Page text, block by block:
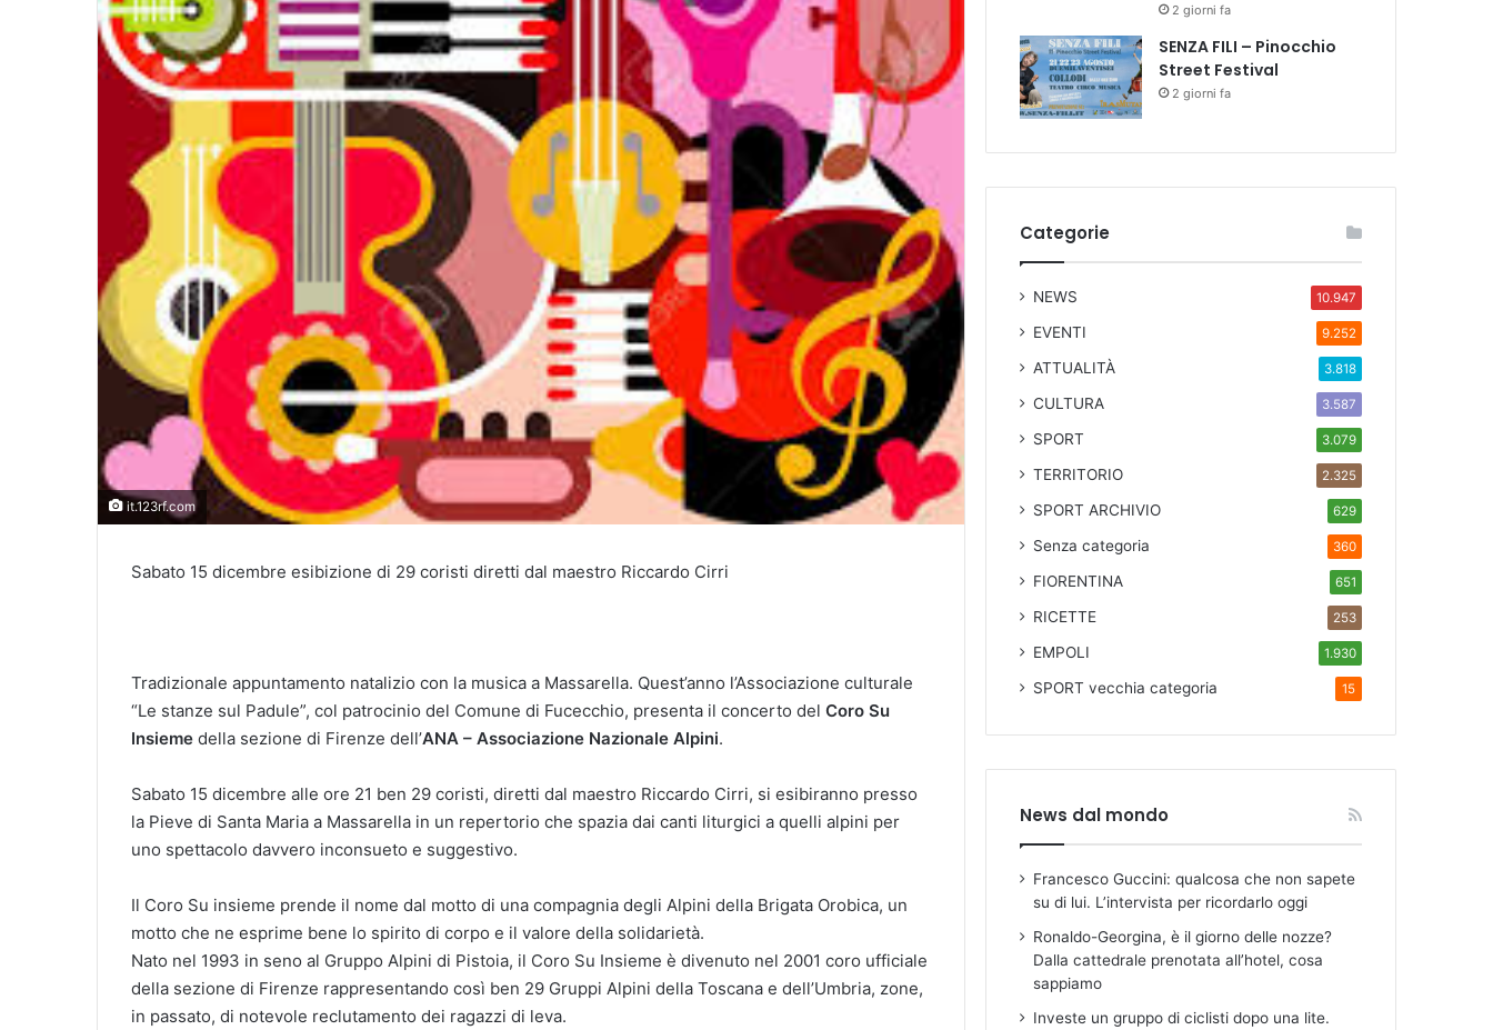
it.123rf.com
Sabato 15 dicembre esibizione di 29 coristi diretti dal maestro Riccardo Cirri
Tradizionale appuntamento natalizio con la musica a Massarella. Quest’anno l’Associazione culturale
“Le stanze sul Padule”, col patrocinio del Comune di Fucecchio, presenta il concerto del Coro Su
Insieme della sezione di Firenze dell’ANA – Associazione Nazionale Alpini.
Sabato 15 dicembre alle ore 21 ben 29 coristi, diretti dal maestro Riccardo Cirri, si esibiranno presso
la Pieve di Santa Maria a Massarella in un repertorio che spazia dai canti liturgici a quelli alpini per
uno spettacolo davvero inconsueto e suggestivo.
Il Coro Su insieme prende il nome dal motto di una compagnia degli Alpini della Brigata Orobica, un
motto che ne esprime bene lo spirito di corpo e il valore della solidarietà.
Nato nel 1993 in seno al Gruppo Alpini di Pistoia, il Coro Su Insieme è divenuto nel 2001 coro ufficiale
della sezione di Firenze rappresentando così ben 29 Gruppi Alpini della Toscana e dell’Umbria, zone,
in passato, di notevole reclutamento dei ragazzi di leva.
2 giorni fa
SENZA FILI – Pinocchio
Street Festival
2 giorni fa
Categorie
NEWS 10.947
EVENTI 9.252
ATTUALITÀ 3.818
CULTURA 3.587
SPORT 3.079
TERRITORIO 2.325
SPORT ARCHIVIO 629
Senza categoria 360
FIORENTINA 651
RICETTE 253
EMPOLI 1.930
SPORTvecchia categoria 15
News dal mondo
Francesco Guccini: qualcosa che non sapete
su di lui. L’intervista per ricordarlo oggi
Ronaldo-Georgina, è il giorno delle nozze?
Dalla cattedrale prenotata all’hotel, cosa
sappiamo
Investe un gruppo di ciclisti dopo una lite.